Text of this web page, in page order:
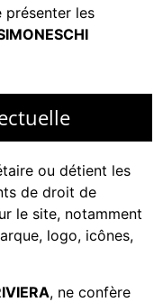
les
ou détient les
de droit de
le site, notamment
logo, icônes,
, ne confère